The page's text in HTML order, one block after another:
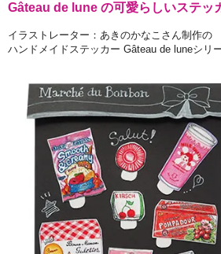
Gâteau de lune の可愛らしいステッ
イラストレーター：あきのかなこさん制作の
ハンドメイドステッカー Gâteau de luneシリー